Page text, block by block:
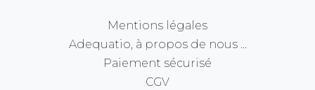
Mentions légales
Adequatio, à propos de nous ...
Paiement sécurisé
CGV